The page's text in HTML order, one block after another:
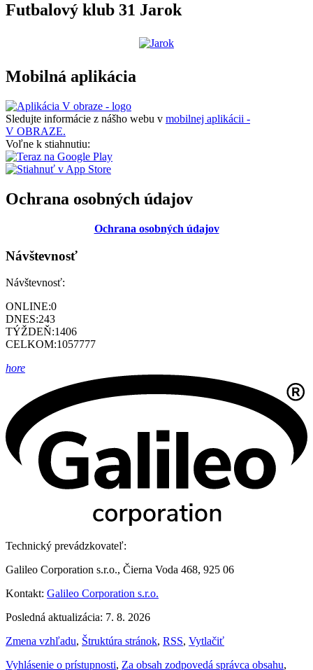
Futbalový klub 31 Jarok
Mobilná aplikácia
Sledujte informácie z nášho webu v mobilnej aplikácii -
V OBRAZE.
Voľne k stiahnutiu:
Ochrana osobných údajov
Ochrana osobných údajov
Návštevnosť
Návštevnosť:
ONLINE:0
DNES:243
TÝŽDEŇ:1406
CELKOM:1057777
hore
Technický prevádzkovateľ:
Galileo Corporation s.r.o., Čierna Voda 468, 925 06
Kontakt: Galileo Corporation s.r.o.
Posledná aktualizácia: 7. 8. 2026
Zmena vzhľadu, Štruktúra stránok, RSS, Vytlačiť
Vyhlásenie o prístupnosti, Za obsah zodpovedá správca obsahu,